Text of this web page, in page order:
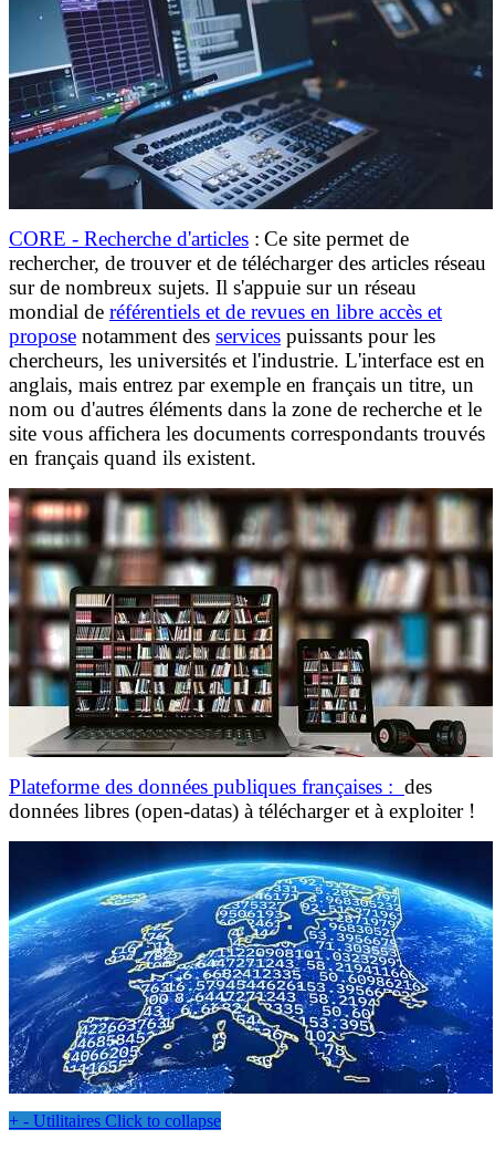
CORE - Recherche d'articles : Ce site permet de
rechercher, de trouver et de télécharger des articles réseau
sur de nombreux sujets. Il s'appuie sur un réseau
mondial de référentiels et de revues en libre accès et
propose notamment des services puissants pour les
chercheurs, les universités et l'industrie. L'interface est en
anglais, mais entrez par exemple en français un titre, un
nom ou d'autres éléments dans la zone de recherche et le
site vous affichera les documents correspondants trouvés
en français quand ils existent.
Plateforme des données publiques françaises : des
données libres (open-datas) à télécharger et à exploiter !
+ - Utilitaires Click to collapse